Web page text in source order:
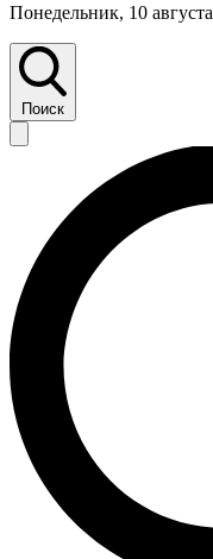
Понедельник, 10 августа
Поиск